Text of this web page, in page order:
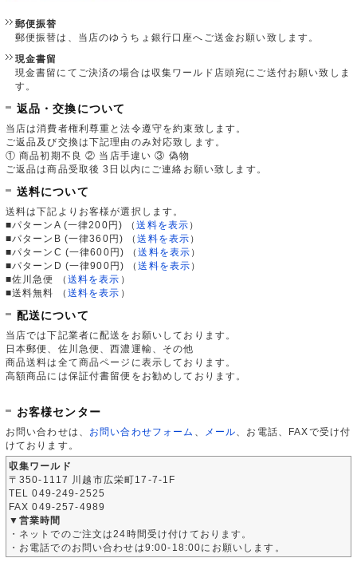
郵便振替
郵便振替は、当店のゆうちょ銀行口座へご送金お願い致します。
現金書留
現金書留にてご決済の場合は収集ワールド店頭宛にご送付お願い致しま
す。
返品・交換について
当店は消費者権利尊重と法令遵守を約束致します。
ご返品及び交換は下記理由のみ対応致します。
① 商品初期不良 ② 当店手違い ③ 偽物
ご返品は商品受取後 3日以内にご連絡お願い致します。
送料について
送料は下記よりお客様が選択します。
■パターンA (一律200円)
（送料を表示 ）
■パターンB (一律360円)
（送料を表示 ）
■パターンC (一律600円)
（送料を表示 ）
■パターンD (一律900円)
（送料を表示 ）
■佐川急便
（ 送料を表示 ）
■送料無料
（ 送料を表示 ）
配送について
当店では下記業者に配送をお願いしております。
日本郵便、佐川急便、西濃運輸、その他
商品送料は全て商品ページに表示しております。
高額商品には保証付書留便をお勧めしております。
お客様センター
お問い合わせは、 お問い合わせフォーム メール 、お電話、FAXで受け付
けております。
収集ワールド
〒350-1117 川越市広栄町17-7-1F
TEL 049-249-2525
FAX 049-257-4989
▼営業時間
・ネットでのご注文は24時間受け付けております。
・お電話でのお問い合わせは9:00-18:00にお願いします。